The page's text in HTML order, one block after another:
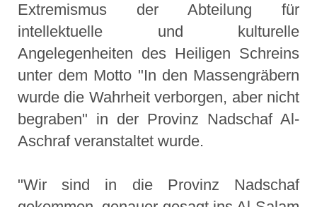
Extremismus der Abteilung für
intellektuelle und kulturelle
Angelegenheiten des Heiligen Schreins
unter dem Motto "In den Massengräbern
wurde die Wahrheit verborgen, aber nicht
begraben" in der Provinz Nadschaf Al-
Aschraf veranstaltet wurde.
"Wir sind in die Provinz Nadschaf